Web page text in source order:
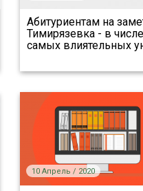
Абитуриентам на
Тимирязевка - в числе
самых влиятельных
10 Апрель / 2020